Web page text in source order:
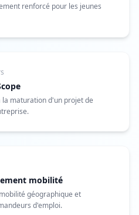
renforcé pour les jeunes
maturation d'un projet de
mobilité
géographique et
d'emploi.